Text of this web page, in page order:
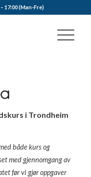
17:00 (Man-Fre)
i Trondheim
både kurs og
med gjennomgang av
før vi gjør oppgaver